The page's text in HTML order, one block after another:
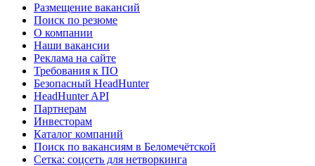
Размещение вакансий
Поиск по резюме
О компании
Наши вакансии
Реклама на сайте
Требования к ПО
Безопасный HeadHunter
HeadHunter API
Партнерам
Инвесторам
Каталог компаний
Поиск по вакансиям в Беломечётской
Сетка: соцсеть для нетворкинга